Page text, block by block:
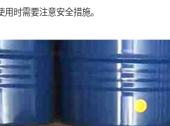
时需要注意安全措施。